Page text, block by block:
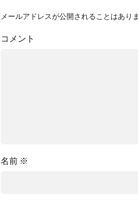
メールアドレスが公開されることはありま
コメント
名前 ※